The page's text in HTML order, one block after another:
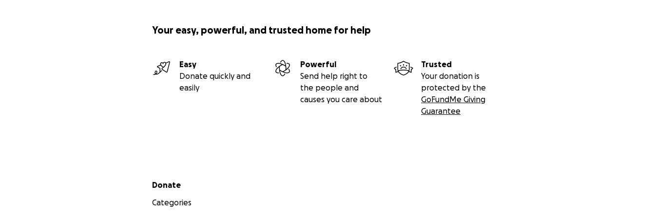
Your easy, powerful, and trusted home for help
Easy
Donate quickly and
easily
Powerful
Send help right to
the people and
causes you care about
Trusted
Your donation is
protected by the
GoFundMe Giving
Guarantee
Secondary menu
Donate
Categories